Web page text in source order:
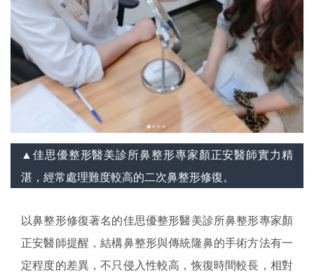
▲佳思優整形醫美診所鼻整形專家顏正安醫師實力精
湛，經常處理難度較高的二次鼻整形修復。
以鼻整形修復著名的佳思優整形醫美診所鼻整形專家顏
正安醫師提醒，結構鼻整形與傳統隆鼻的手術方法有一
定程度的差異，不只侵入性較高，恢復時間較長，相對